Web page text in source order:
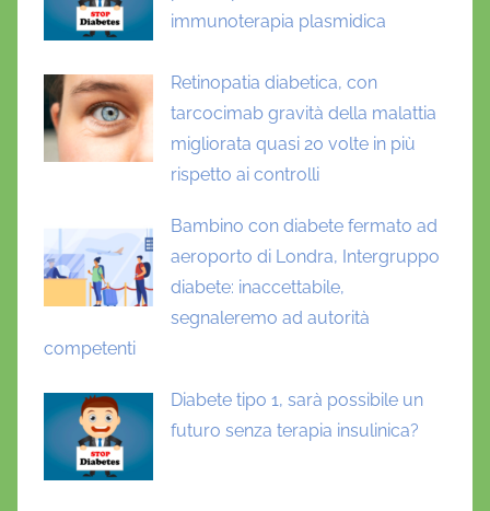
immunoterapia plasmidica
Retinopatia diabetica, con
tarcocimab gravità della malattia
migliorata quasi 20 volte in più
rispetto ai controlli
Bambino con diabete fermato ad
aeroporto di Londra, Intergruppo
diabete: inaccettabile,
segnaleremo ad autorità
competenti
Diabete tipo 1, sarà possibile un
futuro senza terapia insulinica?